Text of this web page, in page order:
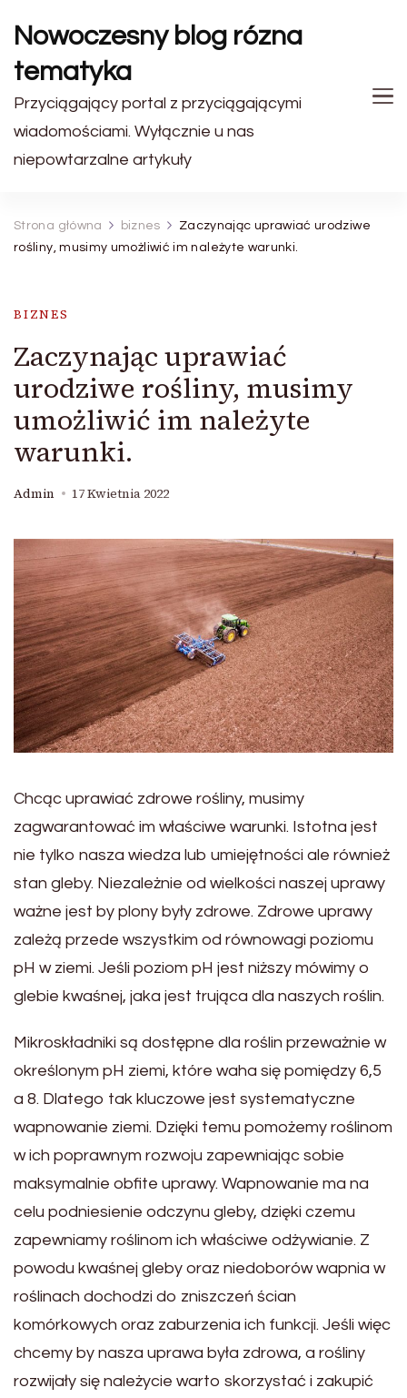
Nowoczesny blog rózna
tematyka
Przyciągający portal z przyciągającymi
wiadomościami. Wyłącznie u nas
niepowtarzalne artykuły
Strona główna biznes
Zaczynając uprawiać urodziwe
rośliny, musimy umożliwić im należyte warunki.
BIZNES
Zaczynając uprawiać
urodziwe rośliny, musimy
umożliwić im należyte
warunki.
Admin 17 Kwietnia 2022
Chcąc uprawiać zdrowe rośliny, musimy
zagwarantować im właściwe warunki. Istotna jest
nie tylko nasza wiedza lub umiejętności ale również
stan gleby. Niezależnie od wielkości naszej uprawy
ważne jest by plony były zdrowe. Zdrowe uprawy
zależą przede wszystkim od równowagi poziomu
pH w ziemi. Jeśli poziom pH jest niższy mówimy o
glebie kwaśnej, jaka jest trująca dla naszych roślin.
Mikroskładniki są dostępne dla roślin przeważnie w
określonym pH ziemi, które waha się pomiędzy 6,5
a 8. Dlatego tak kluczowe jest systematyczne
wapnowanie ziemi. Dzięki temu pomożemy roślinom
w ich poprawnym rozwoju zapewniając sobie
maksymalnie obfite uprawy. Wapnowanie ma na
celu podniesienie odczynu gleby, dzięki czemu
zapewniamy roślinom ich właściwe odżywianie. Z
powodu kwaśnej gleby oraz niedoborów wapnia w
roślinach dochodzi do zniszczeń ścian
komórkowych oraz zaburzenia ich funkcji. Jeśli więc
chcemy by nasza uprawa była zdrowa, a rośliny
rozwijały się należycie warto skorzystać i zakupić